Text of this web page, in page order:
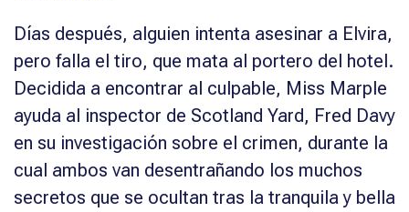
Días después, alguien intenta asesinar a Elvira,
pero falla el tiro, que mata al portero del hotel.
Decidida a encontrar al culpable, Miss Marple
ayuda al inspector de Scotland Yard, Fred Davy
en su investigación sobre el crimen, durante la
cual ambos van desentrañando los muchos
secretos que se ocultan tras la tranquila y bella